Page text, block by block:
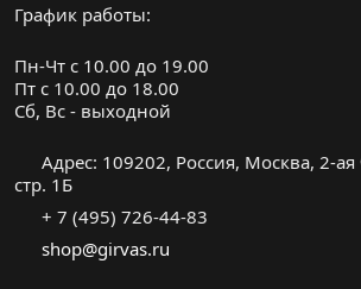
График работы:
Пн-Чт с 10.00 до 19.00
Пт с 10.00 до 18.00
Cб, Вс - выходной
Адрес: 109202, Россия, Москва, 2-
стр. 1Б
+ 7 (495) 726-44-83
shop@girvas.ru